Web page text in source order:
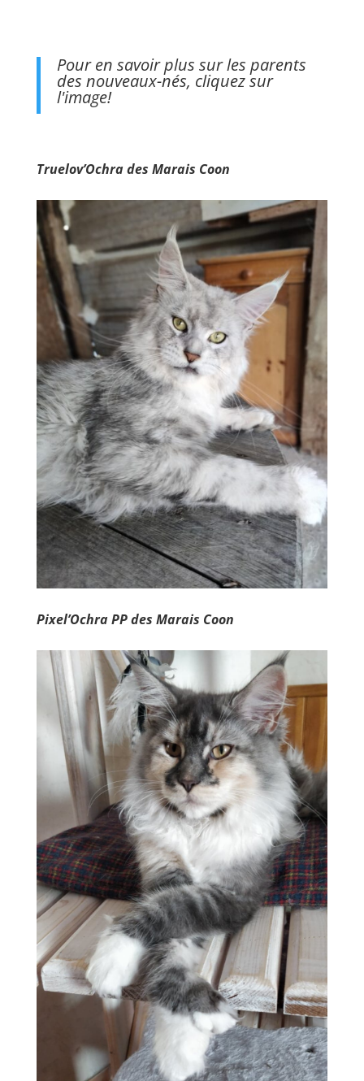
Pour en savoir plus sur les parents
des nouveaux-nés, cliquez sur
l'image!
Truelov’Ochra des Marais Coon
Pixel’Ochra PP des Marais Coon